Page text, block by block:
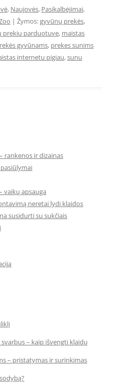
, Naujovės, Pasikalbėjimai,
| Žymos:gyvūnų prekės,
prekiu parduotuve, maistas
gyvūnams, prekes sunims
internetu pigiau,sunu
rankenos ir dizainas
vaikų apsauga
neretai lydi klaidos
susidurti su sukčiais
– kaip išvengti klaidų
– pristatymas ir surinkimas